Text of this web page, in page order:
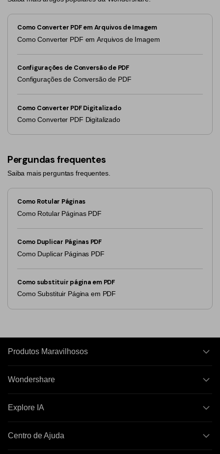
Como Converter PDF em Arquivos de Imagem
Como Converter PDF em Arquivos de Imagem
Configurações de Conversão de PDF
Configurações de Conversão de PDF
Como Converter PDF Digitalizado
Como Converter PDF Digitalizado
Pergundas frequentes
Saiba mais perguntas frequentes.
Como Rotular Páginas
Como Rotular Páginas PDF
Como Duplicar Páginas PDF
Como Duplicar Páginas PDF
Como substituir página em PDF
Como Substituir Página em PDF
Produtos Maravilhosos
Wondershare
Explore IA
Centro de Ajuda